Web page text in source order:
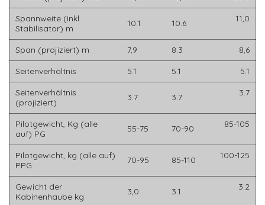
Spannweite (inkl.
Stabilisator) m
10.1 10.6 11,0
Span (projiziert) m 7,9 8.3
8,6
Seitenverhältnis
5.1 5.1
5.1
Seitenverhältnis
(projiziert)
3.7 3.7 3.7
Pilotgewicht, Kg (alle
auf) PG
55-75 70-90 85-105
Pilotgewicht, kg (alle auf)
PPG
70-95 85-110 100-125
Gewicht der
Kabinenhaube kg
3,0 3.1 3.2